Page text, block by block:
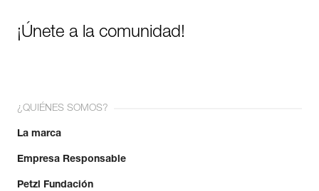
¡Únete a la comunidad!
¿QUIÉNES SOMOS?
La marca
Empresa Responsable
Petzl Fundación